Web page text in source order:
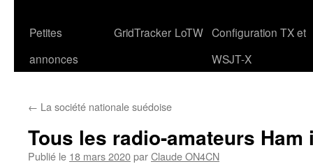
Petites
annonces
GridTracker LoTW Configuration TX et
WSJT-X
← La société nationale suédoise
Tous les radio-amateurs Ham
Publié le 18 mars 2020parClaude ON4CN